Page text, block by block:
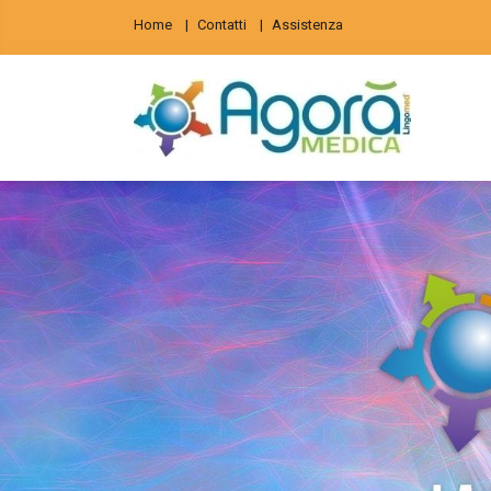
Home Contatti Assistenza